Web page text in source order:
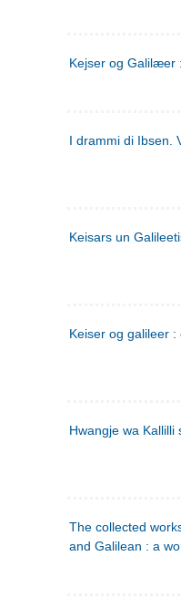
Kejser og Galilæer
I drammi di Ibsen.
Keisars un
Keiser og galileer :
Hwangje wa Kallilli
The collected
and Galilean : a